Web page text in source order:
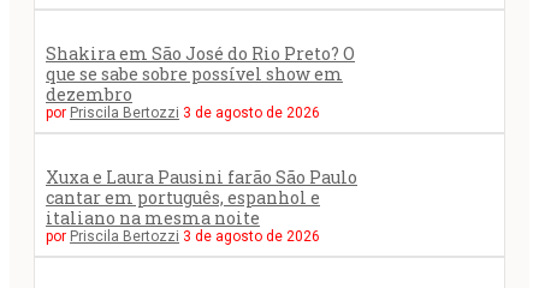
Shakira em São José do Rio Preto? O
que se sabe sobre possível show em
dezembro
por Priscila Bertozzi 3 de agosto de 2026
Xuxa e Laura Pausini farão São Paulo
cantar em português, espanhol e
italiano na mesma noite
por Priscila Bertozzi 3 de agosto de 2026